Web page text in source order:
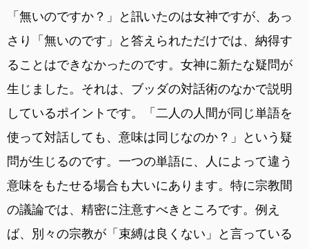
「無いのですか？」と訊いたのは女神ですが、あっ
さり「無いのです」と答えられただけでは、納得す
ることはできなかったのです。女神に新たな疑問が
生じました。それは、ブッダの対話術のなかで説明
しているポイントです。「二人の人間が同じ単語を
使って対話しても、意味は同じなのか？」という疑
問が生じるのです。一つの単語に、人によって違う
意味をもたせる場合も大いにあります。特に宗教間
の議論では、精密に注意すべきところです。例え
ば、別々の宗教が「束縛は良くない」と言っている